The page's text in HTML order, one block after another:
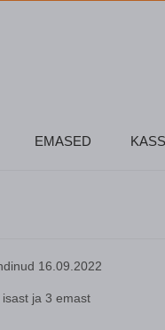
EMASED
16.09.2022
isast ja 3 emast